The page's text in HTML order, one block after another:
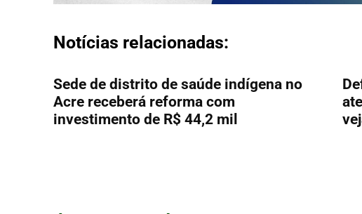
Notícias relacionadas:
Sede de distrito de saúde indígena no
Acre receberá reforma com
investimento de R$ 44,2 mil